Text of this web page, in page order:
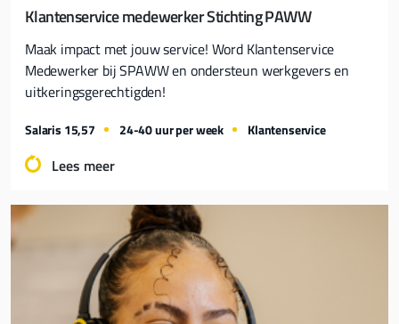
Klantenservice medewerker Stichting PAWW
Maak impact met jouw service! Word Klantenservice
Medewerker bij SPAWW en ondersteun werkgevers en
uitkeringsgerechtigden!
Salaris 15,57 24-40 uur per week Klantenservice
Lees meer